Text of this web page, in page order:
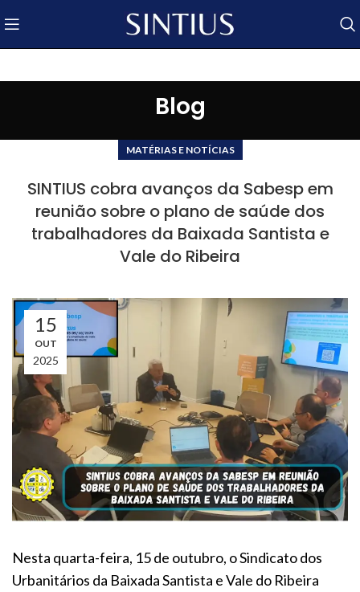
Blog
MATÉRIAS E NOTÍCIAS
SINTIUS cobra avanços da Sabesp em
reunião sobre o plano de saúde dos
trabalhadores da Baixada Santista e
Vale do Ribeira
15
OUT
2025
Nesta quarta-feira, 15 de outubro, o Sindicato dos
Urbanitários da Baixada Santista e Vale do Ribeira